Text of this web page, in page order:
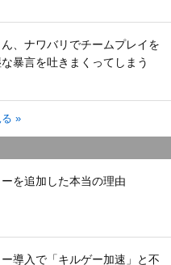
ん、ナワバリでチームプレイを
暴言を吐きまくってしまう
る »
を追加した本当の理由
ー導入で「キルゲー加速」と不